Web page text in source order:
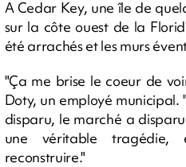
A Cedar Key, une île de
sur la côte ouest de la
été arrachés et les murs
"Ça me brise le coeur de
Doty, un employé municipal.
disparu, le marché a
une véritable
reconstruire."